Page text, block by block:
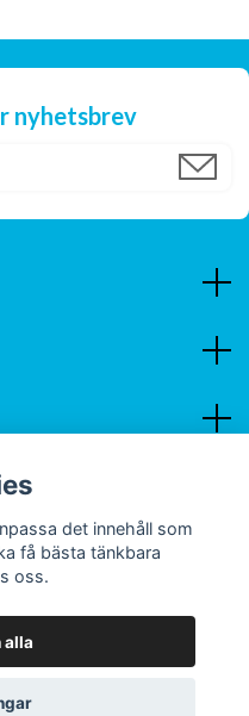
nyhetsbrev
Bästa Strumpor
det innehåll som
få bästa tänkbara
oss.
alla